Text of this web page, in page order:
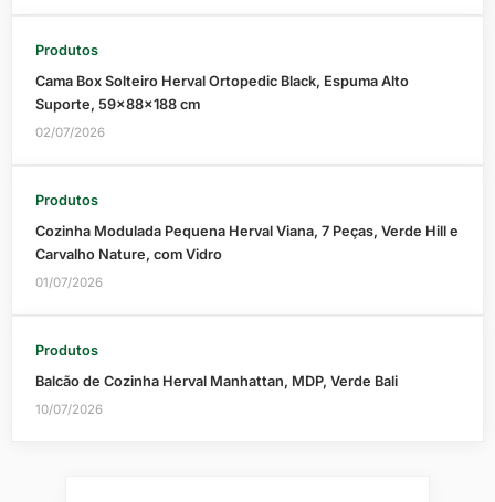
Produtos
Cama Box Solteiro Herval Ortopedic Black, Espuma Alto
Suporte, 59x88x188 cm
02/07/2026
Produtos
Cozinha Modulada Pequena Herval Viana, 7 Peças, Verde Hill e
Carvalho Nature, com Vidro
01/07/2026
Produtos
Balcão de Cozinha Herval Manhattan, MDP, Verde Bali
10/07/2026